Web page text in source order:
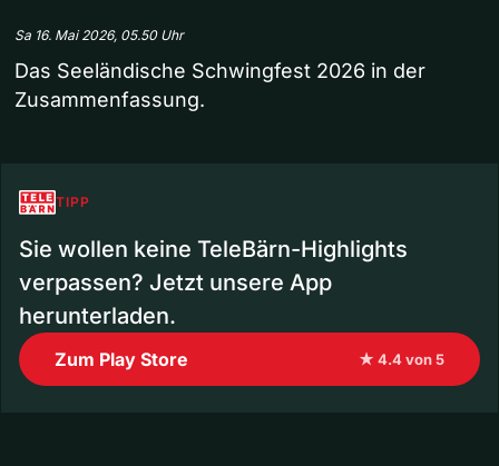
Sa 16. Mai 2026, 05.50 Uhr
Das Seeländische Schwingfest 2026 in der
Zusammenfassung.
TIPP
Sie wollen keine TeleBärn-Highlights
verpassen? Jetzt unsere App
herunterladen.
Zum Play Store ★ 4.4 von 5